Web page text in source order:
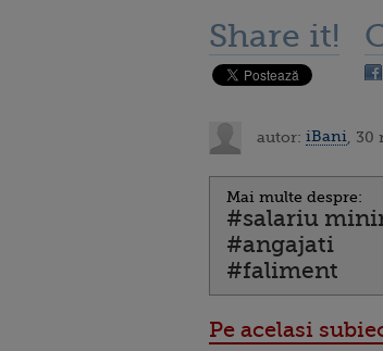
Share it!
autor: iBani ,
Mai multe despre:
#salariu
#angajati
#faliment
Pe acelasi